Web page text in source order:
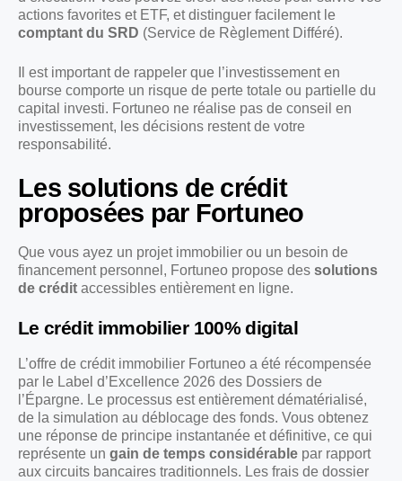
actions favorites et ETF, et distinguer facilement le
comptant du SRD (Service de Règlement Différé).
Il est important de rappeler que l’investissement en
bourse comporte un risque de perte totale ou partielle du
capital investi. Fortuneo ne réalise pas de conseil en
investissement, les décisions restent de votre
responsabilité.
Les solutions de crédit
proposées par Fortuneo
Que vous ayez un projet immobilier ou un besoin de
financement personnel, Fortuneo propose des solutions
de crédit accessibles entièrement en ligne.
Le crédit immobilier 100% digital
L’offre de crédit immobilier Fortuneo a été récompensée
par le Label d’Excellence 2026 des Dossiers de
l’Épargne. Le processus est entièrement dématérialisé,
de la simulation au déblocage des fonds. Vous obtenez
une réponse de principe instantanée et définitive, ce qui
représente un gain de temps considérable par rapport
aux circuits bancaires traditionnels. Les frais de dossier